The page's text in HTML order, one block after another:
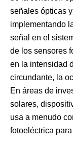
señales ópticas
implementando
señal en el
de los sensores
en la intensidad
circundante, la
En áreas de
solares,
usa a menudo
fotoeléctrica